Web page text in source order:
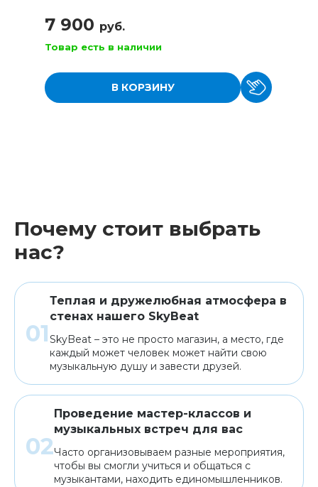
7 900 руб.
Товар есть в наличии
В КОРЗИНУ
Почему стоит выбрать
нас?
Теплая и дружелюбная атмосфера в
стенах нашего SkyBeat
SkyBeat – это не просто магазин, а место, где
каждый может человек может найти свою
музыкальную душу и завести друзей.
Проведение мастер-классов и
музыкальных встреч для вас
Часто организовываем разные мероприятия,
чтобы вы смогли учиться и общаться с
музыкантами, находить единомышленников.